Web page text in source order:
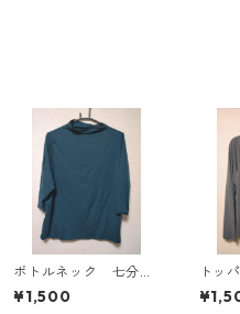
ボトルネック 七分袖
カットソー ４Ｌ テ
ィールグリーン KAE
¥1,500
トッ
ン
AE-